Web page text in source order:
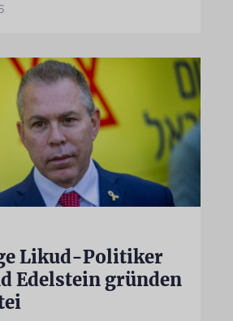
Likud-Politiker
Edelstein gründen